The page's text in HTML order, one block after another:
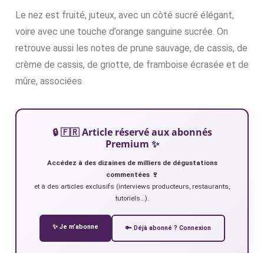
Le nez est fruité, juteux, avec un côté sucré élégant,
voire avec une touche d’orange sanguine sucrée. On
retrouve aussi les notes de prune sauvage, de cassis, de
crème de cassis, de griotte, de framboise écrasée et de
mûre, associées
🔒 🇫🇷 Article réservé aux abonnés
Premium ✨
Accédez à des dizaines de milliers de dégustations
commentées 🍷
et à des articles exclusifs (interviews producteurs, restaurants,
tutoriels…).
✨ Je m’abonne 🔑 Déjà abonné ? Connexion